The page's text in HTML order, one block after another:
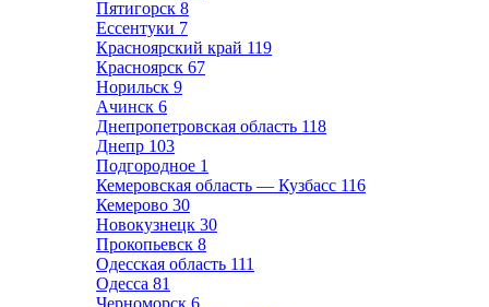
Пятигорск 8
Ессентуки 7
Красноярский край 119
Красноярск 67
Норильск 9
Ачинск 6
Днепропетровская область 118
Днепр 103
Подгородное 1
Кемеровская область — Кузбасс 116
Кемерово 30
Новокузнецк 30
Прокопьевск 8
Одесская область 111
Одесса 81
Черноморск 6